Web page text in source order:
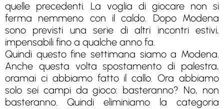
quelle precedenti. La voglia di giocare non si
ferma nemmeno con il caldo. Dopo Modena
sono previsti una serie di altri incontri estivi,
impensabili fino a qualche anno fa.
Quindi questo fine settimana siamo a Modena.
Anche questa volta spostamento di palestra,
oramai ci abbiamo fatto il callo. Ora abbiamo
solo sei campi da gioco: basteranno? No, non
basteranno. Quindi eliminiamo la categoria